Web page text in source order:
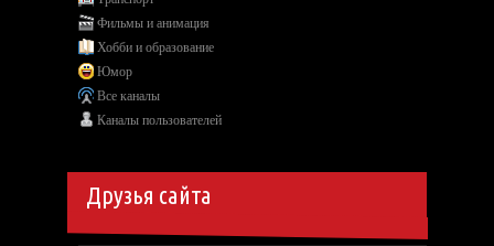
Фильмы и анимация
Хобби и образование
Юмор
Все каналы
Каналы пользователей
Друзья сайта